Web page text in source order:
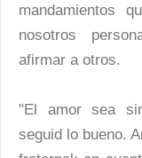
mandamientos
nosotros
afirmar a otros.
"El amor sea
seguid lo bueno.